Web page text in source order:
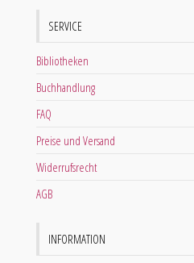
SERVICE
Bibliotheken
Buchhandlung
FAQ
Preise und Versand
Widerrufsrecht
AGB
INFORMATION